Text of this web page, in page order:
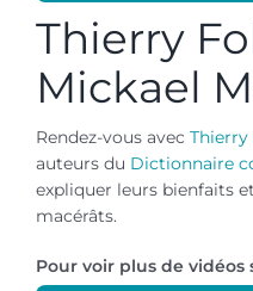
Thierry
Mickael
Rendez-vous avec
auteurs du Dictionnaire
expliquer leurs bienfaits
macérâts.
Pour voir plus de vidéos